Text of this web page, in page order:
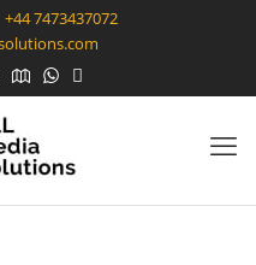
+44 7473437072